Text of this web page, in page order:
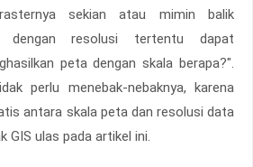
sekian atau mimin balik
dengan resolusi tertentu dapat
peta dengan skala berapa?".
perlu menebak-nebaknya, karena
antara skala peta dan resolusi data
GIS ulas pada artikel ini.